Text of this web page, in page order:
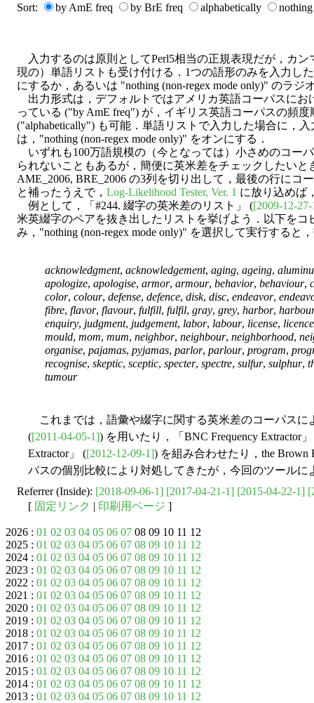
Sort: by AmE freq by BrE freq alphabetically
入力するのは原則としてPerl5相当の正規表現だが，カ
現の）単語リストも受け付ける．1つの語形のみを入力し
にするか，あるいは "nothing (non-regex mode only)" のラ
出力形式は，デフォルトではアメリカ英語コーパスにお
っている ("by AmE freq") が，イギリス英語コーパスの頻
("alphabetically") も可能．単語リストで入力した場合に，
は，"nothing (non-regex mode only)" をオンにする．
いずれも100万語規模の（今となっては）小さめのコー
られないこともあるが，簡便に英米差をチェックしたい
AME_2006, BRE_2006 の3列を切り出して，最後の行にコ
と補ったうえで， Log-Likelihood Tester, Ver. 1 に放り込めば
例として，「#244. 綴字の英米差のリスト」 ([2009-12-
米英綴字のペアを抜き出したリストを挙げよう．以下を
み，"nothing (non-regex mode only)" を選択して実行すると
acknowledgment, acknowledgement, aging, ageing,
apologize, apologise, armor, armour, behavior, behaviour,
color, colour, defense, defence, disk, disc, endeavor,
fibre, flavor, flavour, fulfill, fulfil, gray, grey, harbor,
enquiry, judgment, judgement, labor, labour, license, licence
mould, mom, mum, neighbor, neighbour, neighborhood,
organise, pajamas, pyjamas, parlor, parlour, program,
recognise, skeptic, sceptic, specter, spectre, sulfur, sulphur,
tumour
これまでは，語彙や綴字に関する英米差のコーパスに
([2011-04-05-1]) を用いたり，「BNC Frequency Extractor
Extractor」 ([2012-12-09-1]) を組み合わせたり，the Brown
パスの個別比較により対処してきたが，今回のツールに
Referrer (Inside): [2018-09-06-1] [2017-04-21-1] [2015-04-22-1]
[ 固定リンク | 印刷用ページ ]
2026 : 01 02 03 04 05 06 07 08 09 10 11 12
2025 : 01 02 03 04 05 06 07 08 09 10 11 12
2024 : 01 02 03 04 05 06 07 08 09 10 11 12
2023 : 01 02 03 04 05 06 07 08 09 10 11 12
2022 : 01 02 03 04 05 06 07 08 09 10 11 12
2021 : 01 02 03 04 05 06 07 08 09 10 11 12
2020 : 01 02 03 04 05 06 07 08 09 10 11 12
2019 : 01 02 03 04 05 06 07 08 09 10 11 12
2018 : 01 02 03 04 05 06 07 08 09 10 11 12
2017 : 01 02 03 04 05 06 07 08 09 10 11 12
2016 : 01 02 03 04 05 06 07 08 09 10 11 12
2015 : 01 02 03 04 05 06 07 08 09 10 11 12
2014 : 01 02 03 04 05 06 07 08 09 10 11 12
2013 : 01 02 03 04 05 06 07 08 09 10 11 12